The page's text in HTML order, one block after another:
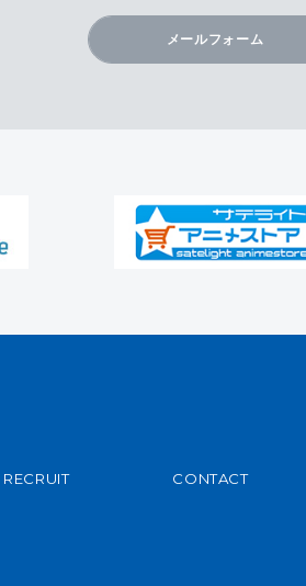
メールフォーム
RECRUIT CONTACT